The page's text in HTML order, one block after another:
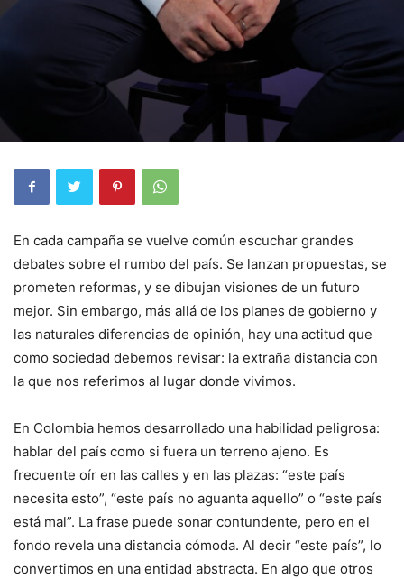
En cada campaña se vuelve común escuchar grandes
debates sobre el rumbo del país. Se lanzan propuestas, se
prometen reformas, y se dibujan visiones de un futuro
mejor. Sin embargo, más allá de los planes de gobierno y
las naturales diferencias de opinión, hay una actitud que
como sociedad debemos revisar: la extraña distancia con
la que nos referimos al lugar donde vivimos.
En Colombia hemos desarrollado una habilidad peligrosa:
hablar del país como si fuera un terreno ajeno. Es
frecuente oír en las calles y en las plazas: “este país
necesita esto”, “este país no aguanta aquello” o “este país
está mal”. La frase puede sonar contundente, pero en el
fondo revela una distancia cómoda. Al decir “este país”, lo
convertimos en una entidad abstracta. En algo que otros